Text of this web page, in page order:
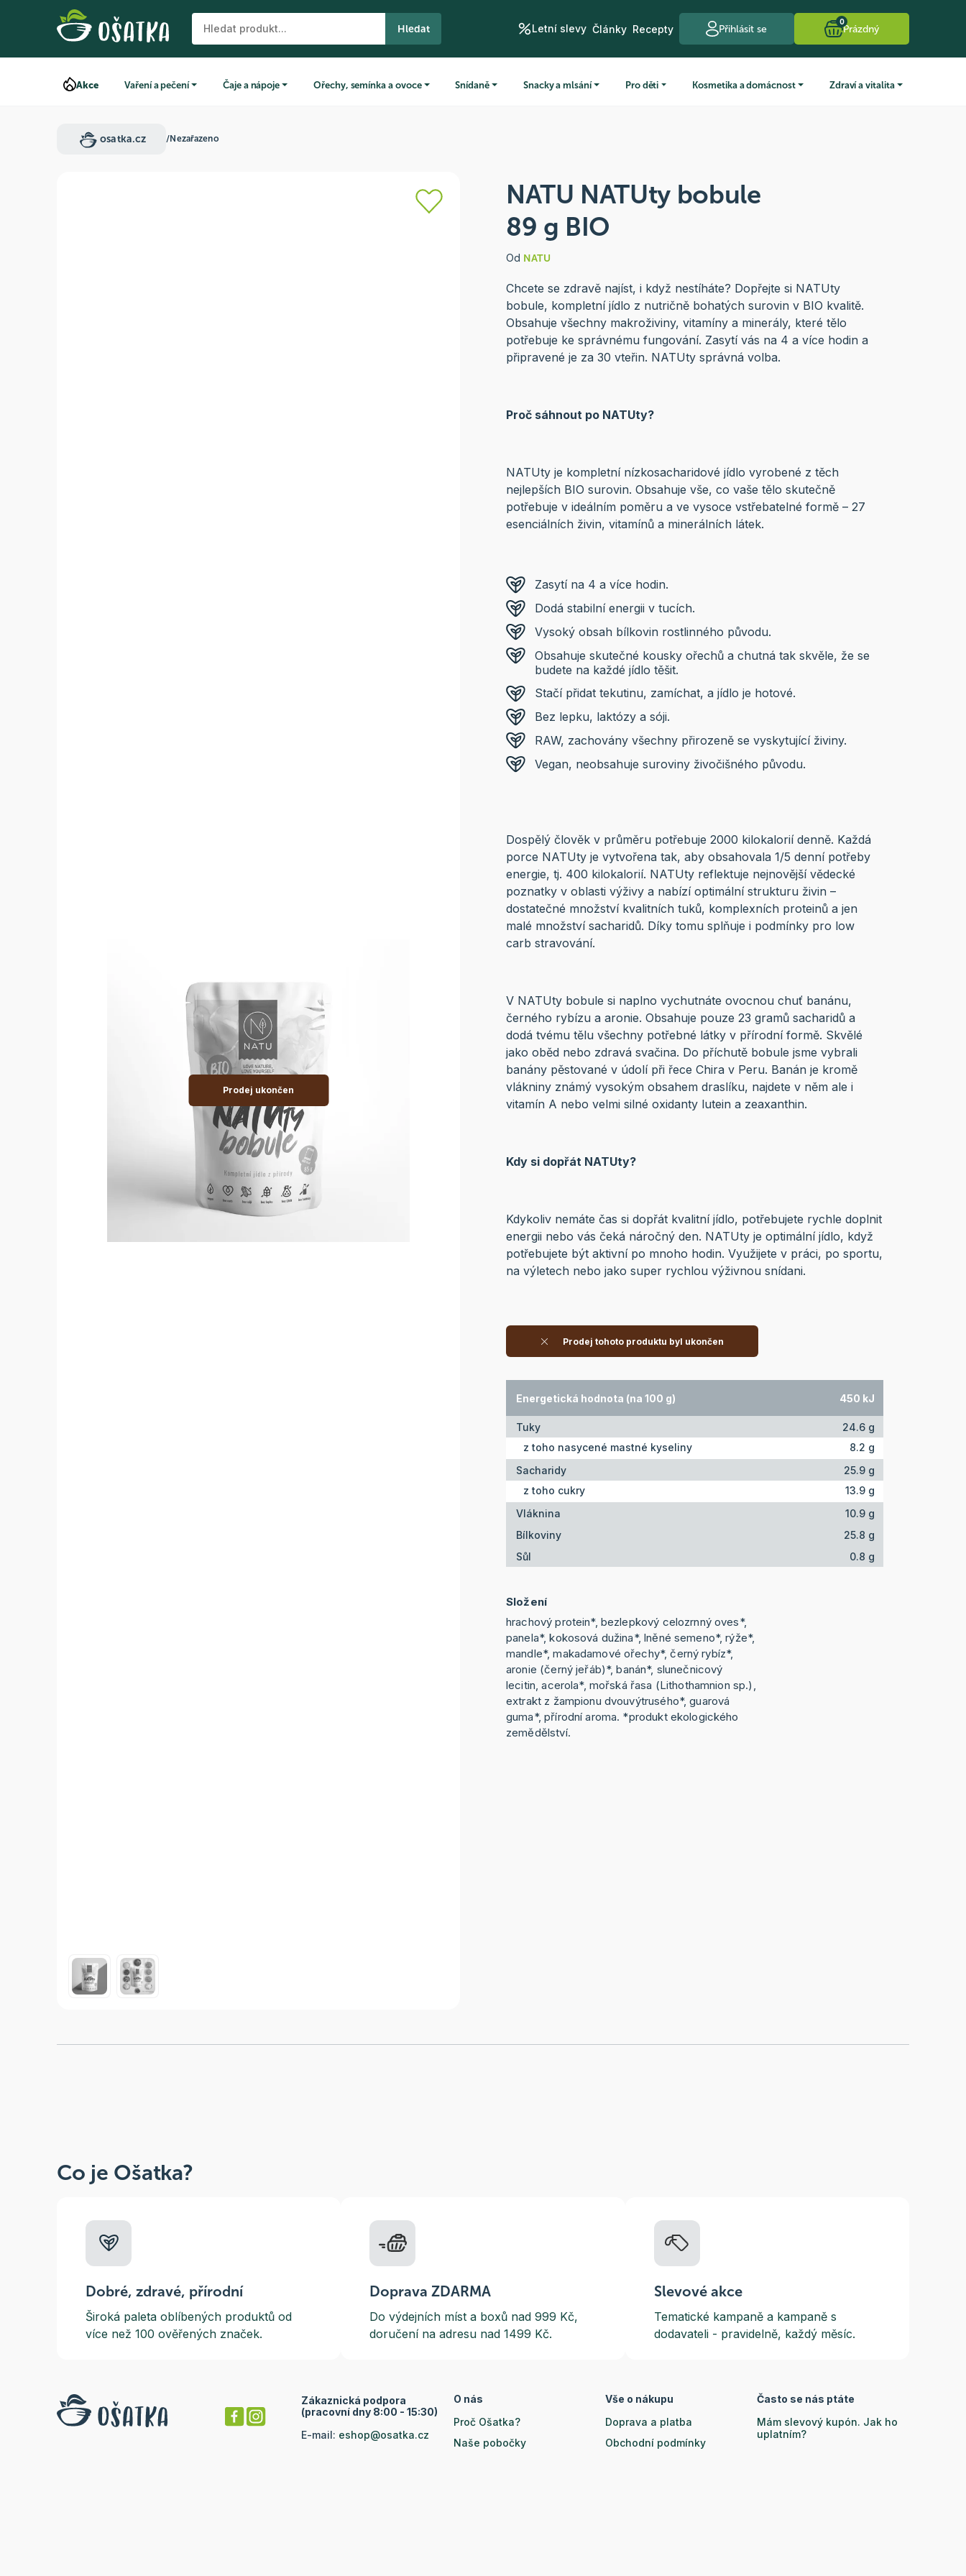
Hledat Letní slevy Články Recepty Přihlásit se
0
Prázdný
Akce Vaření a pečení Čaje a nápoje Ořechy, semínka a ovoce Snídaně Snacky a mlsání Pro děti Kosmetika a domácnost Zdraví a vitalita
osatka.cz /Nezařazeno
Prodej ukončen
NATU NATUty bobule
89 g BIO
Od NATU
Chcete se zdravě najíst, i když nestíháte? Dopřejte si NATUty
bobule, kompletní jídlo z nutričně bohatých surovin v BIO kvalitě.
Obsahuje všechny makroživiny, vitamíny a minerály, které tělo
potřebuje ke správnému fungování. Zasytí vás na 4 a více hodin a
připravené je za 30 vteřin. NATUty správná volba.
Proč sáhnout po NATUty?
NATUty je kompletní nízkosacharidové jídlo vyrobené z těch
nejlepších BIO surovin. Obsahuje vše, co vaše tělo skutečně
potřebuje v ideálním poměru a ve vysoce vstřebatelné formě – 27
esenciálních živin, vitamínů a minerálních látek.
Zasytí na 4 a více hodin.
Dodá stabilní energii v tucích.
Vysoký obsah bílkovin rostlinného původu.
Obsahuje skutečné kousky ořechů a chutná tak skvěle, že se
budete na každé jídlo těšit.
Stačí přidat tekutinu, zamíchat, a jídlo je hotové.
Bez lepku, laktózy a sóji.
RAW, zachovány všechny přirozeně se vyskytující živiny.
Vegan, neobsahuje suroviny živočišného původu.
Dospělý člověk v průměru potřebuje 2000 kilokalorií denně. Každá
porce NATUty je vytvořena tak, aby obsahovala 1/5 denní potřeby
energie, tj. 400 kilokalorií. NATUty reflektuje nejnovější vědecké
poznatky v oblasti výživy a nabízí optimální strukturu živin –
dostatečné množství kvalitních tuků, komplexních proteinů a jen
malé množství sacharidů. Díky tomu splňuje i podmínky pro low
carb stravování.
V NATUty bobule si naplno vychutnáte ovocnou chuť banánu,
černého rybízu a aronie. Obsahuje pouze 23 gramů sacharidů a
dodá tvému tělu všechny potřebné látky v přírodní formě. Skvělé
jako oběd nebo zdravá svačina. Do příchutě bobule jsme vybrali
banány pěstované v údolí při řece Chira v Peru. Banán je kromě
vlákniny známý vysokým obsahem draslíku, najdete v něm ale i
vitamín A nebo velmi silné oxidanty lutein a zeaxanthin.
Kdy si dopřát NATUty?
Kdykoliv nemáte čas si dopřát kvalitní jídlo, potřebujete rychle doplnit
energii nebo vás čeká náročný den. NATUty je optimální jídlo, když
potřebujete být aktivní po mnoho hodin. Využijete v práci, po sportu,
na výletech nebo jako super rychlou výživnou snídani.
Prodej tohoto produktu byl ukončen
Energetická hodnota (na 100 g) 450 kJ
Tuky
24.6 g
z toho nasycené mastné kyseliny
8.2 g
Sacharidy
25.9 g
z toho cukry
13.9 g
Vláknina
10.9 g
Bílkoviny
25.8 g
Sůl
0.8 g
Složení
hrachový protein*, bezlepkový celozrnný oves*,
panela*, kokosová dužina*, lněné semeno*, rýže*,
mandle*, makadamové ořechy*, černý rybíz*,
aronie (černý jeřáb)*, banán*, slunečnicový
lecitin, acerola*, mořská řasa (Lithothamnion sp.),
extrakt z žampionu dvouvýtrusého*, guarová
guma*, přírodní aroma. *produkt ekologického
zemědělství.
Co je Ošatka?
Dobré, zdravé, přírodní
Široká paleta oblíbených produktů od
více než 100 ověřených značek.
Doprava ZDARMA
Do výdejních míst a boxů nad 999 Kč,
doručení na adresu nad 1499 Kč.
Slevové akce
Tematické kampaně a kampaně s
dodavateli - pravidelně, každý měsíc.
Zákaznická podpora
(pracovní dny 8:00 - 15:30)
E-mail: eshop@osatka.cz
O nás
Proč Ošatka?
Naše pobočky
Vše o nákupu
Doprava a platba
Obchodní podmínky
Často se nás ptáte
Mám slevový kupón. Jak ho
uplatním?